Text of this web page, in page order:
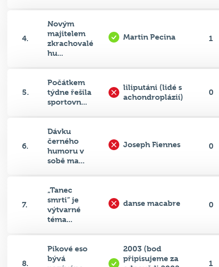
4.
Novým
majitelem
zkrachovalé
hu...
Martin Pecina 1
5.
Počátkem
týdne řešila
sportovn...
liliputáni (lidé s
achondroplázií)
0
6.
Dávku
černého
humoru v
sobě ma...
Joseph Fiennes 0
7.
„Tanec
smrti“ je
výtvarné
téma...
danse macabre 0
8.
Pikové eso
bývá
2003 (bod
připisujeme za
1